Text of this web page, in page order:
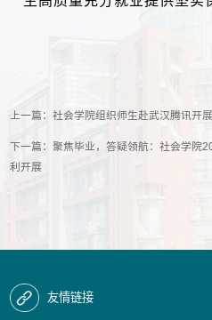
上一篇：社会学院组织师生赴武汉腾讯开
下一篇：聚焦毕业，答疑领航：社会学院
利开展
友情链接